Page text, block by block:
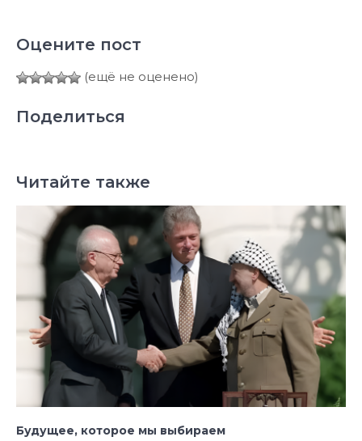
Оцените пост
(ещё не оценено)
Поделиться
Читайте также
Будущее, которое мы выбираем